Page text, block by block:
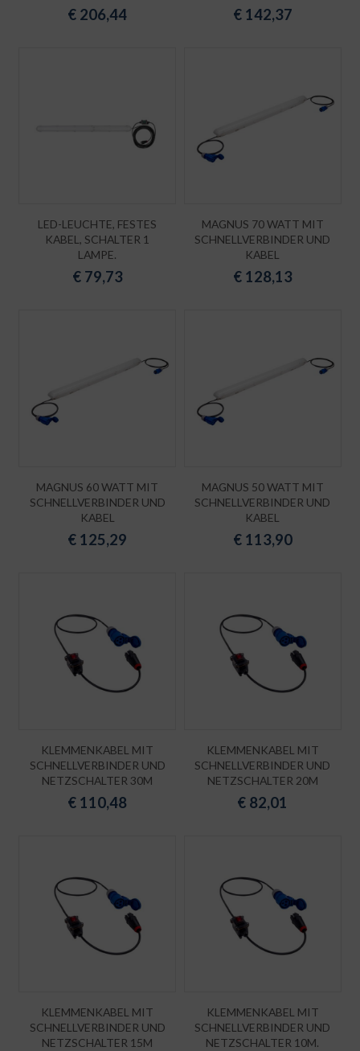
€ 206,44 € 142,37
LED-LEUCHTE, FESTES
KABEL, SCHALTER 1
LAMPE.
€ 79,73
MAGNUS 70 WATT MIT
SCHNELLVERBINDER UND
KABEL
€ 128,13
MAGNUS 60 WATT MIT
SCHNELLVERBINDER UND
KABEL
€ 125,29
MAGNUS 50 WATT MIT
SCHNELLVERBINDER UND
KABEL
€ 113,90
KLEMMENKABEL MIT
SCHNELLVERBINDER UND
NETZSCHALTER 30M
€ 110,48
KLEMMENKABEL MIT
SCHNELLVERBINDER UND
NETZSCHALTER 20M
€ 82,01
KLEMMENKABEL MIT
SCHNELLVERBINDER UND
NETZSCHALTER 15M
KLEMMENKABEL MIT
SCHNELLVERBINDER UND
NETZSCHALTER 10M.